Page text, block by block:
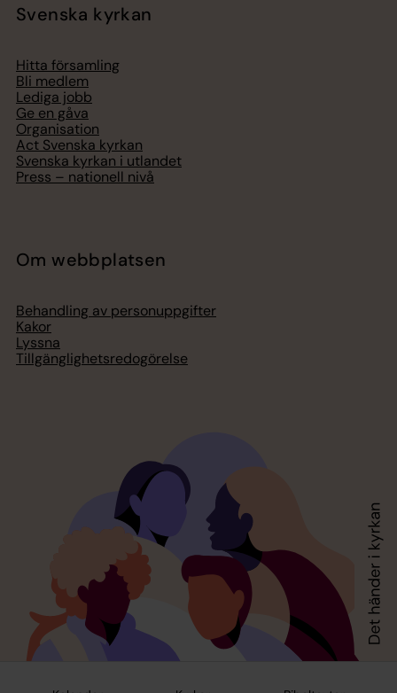
Svenska kyrkan
Hitta församling
Bli medlem
Lediga jobb
Ge en gåva
Organisation
Act Svenska kyrkan
Svenska kyrkan i utlandet
Press – nationell nivå
Om webbplatsen
Behandling av personuppgifter
Kakor
Lyssna
Tillgänglighetsredogörelse